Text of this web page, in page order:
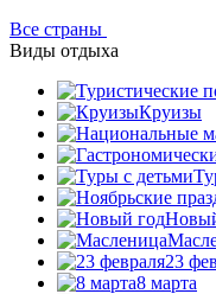
Все страны
Виды отдыха
Круизы
23
8 марта